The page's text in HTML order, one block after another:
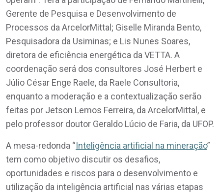
Gerente de Pesquisa e Desenvolvimento de
Processos da ArcelorMittal; Giselle Miranda Bento,
Pesquisadora da Usiminas; e Lis Nunes Soares,
diretora de eficiência energética da VETTA. A
coordenação será dos consultores José Herbert e
Júlio César Enge Raele, da Raele Consultoria,
enquanto a moderação e a contextualização serão
feitas por Jetson Lemos Ferreira, da ArcelorMittal, e
pelo professor doutor Geraldo Lúcio de Faria, da UFOP.
A mesa-redonda “Inteligência artificial na mineração”
tem como objetivo discutir os desafios,
oportunidades e riscos para o desenvolvimento e
utilização da inteligência artificial nas várias etapas